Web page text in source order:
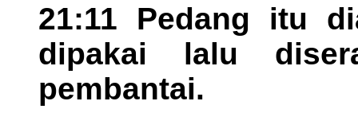
21:11 Pedang itu
dipakai lalu
pembantai.